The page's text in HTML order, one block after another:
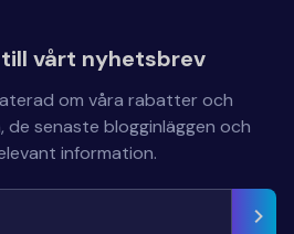
vårt nyhetsbrev
om våra rabatter och
de senaste blogginläggen och
information.